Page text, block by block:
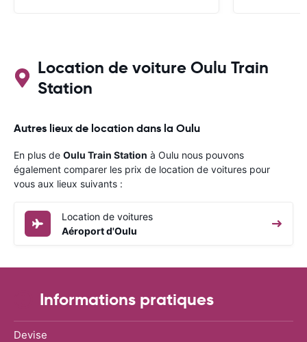
Location de voiture Oulu Train
Station
Autres lieux de location dans la Oulu
En plus de Oulu Train Station à Oulu nous pouvons
également comparer les prix de location de voitures pour
vous aux lieux suivants :
Location de voitures
Aéroport d'Oulu
Informations pratiques
Devise